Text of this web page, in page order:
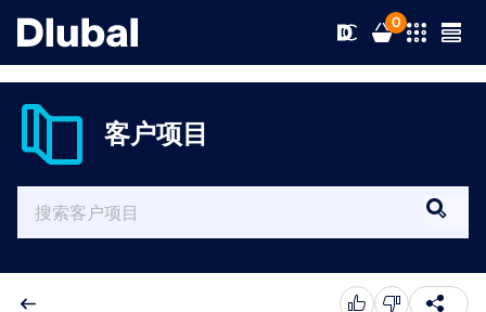
0
解决方案
行业
应用领域
产品
支持
客户项目